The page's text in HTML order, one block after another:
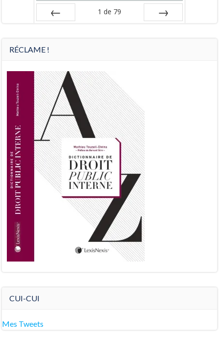
1 de 79
RÉCLAME !
CUI-CUI
Mes Tweets